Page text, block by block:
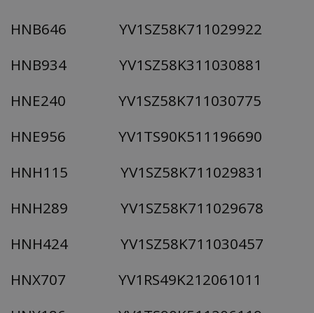
HNB646 YV1SZ58K711029922
HNB934 YV1SZ58K311030881
HNE240 YV1SZ58K711030775
HNE956 YV1TS90K511196690
HNH115 YV1SZ58K711029831
HNH289 YV1SZ58K711029678
HNH424 YV1SZ58K711030457
HNX707 YV1RS49K212061011